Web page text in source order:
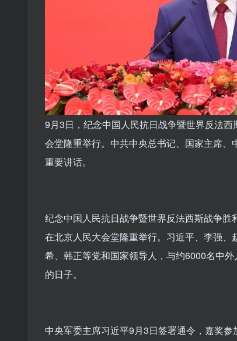
9月3日，纪念中国人民抗日战争暨世界反法
会堂隆重举行。中共中央总书记、国家主席
重要讲话。
纪念中国人民抗日战争暨世界反法西斯战争
在北京人民大会堂隆重举行。习近平、李强
希、韩正等党和国家领导人，与约6000名中
的日子。
中央军委主席习近平9月3日签署通令，嘉奖